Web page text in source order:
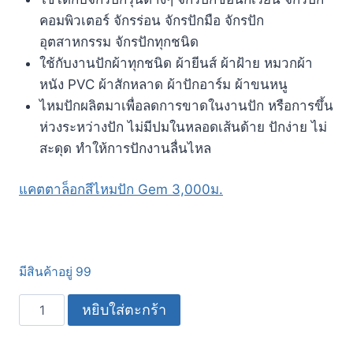
คอมพิวเตอร์ จักรร่อน จักรปักมือ จักรปัก
อุตสาหกรรม จักรปักทุกชนิด
ใช้กับงานปักผ้าทุกชนิด ผ้ายีนส์ ผ้าฝ้าย หมวกผ้า
หนัง PVC ผ้าสักหลาด ผ้าปักอาร์ม ผ้าขนหนู
ไหมปักผลิตมาเพื่อลดการขาดในงานปัก หรือการขึ้น
ห่วงระหว่างปัก ไม่มีปมในหลอดเส้นด้าย ปักง่าย ไม่
สะดุด ทำให้การปักงานลื่นไหล
แคตตาล็อกสีไหมปัก Gem 3,000ม.
มีสินค้าอยู่ 99
หยิบใส่ตะกร้า